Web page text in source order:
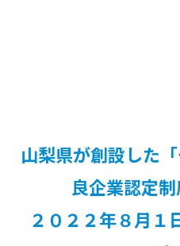
山梨県が創設した
良企業認定
２０２２年８月１